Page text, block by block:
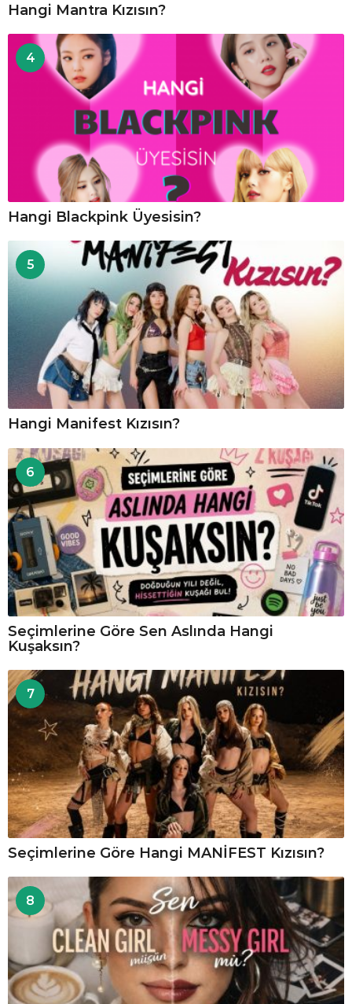
Hangi Mantra Kızısın?
4
Hangi Blackpink Üyesisin?
5
Hangi Manifest Kızısın?
6
Seçimlerine Göre Sen Aslında Hangi
Kuşaksın?
7
Seçimlerine Göre Hangi MANİFEST Kızısın?
8